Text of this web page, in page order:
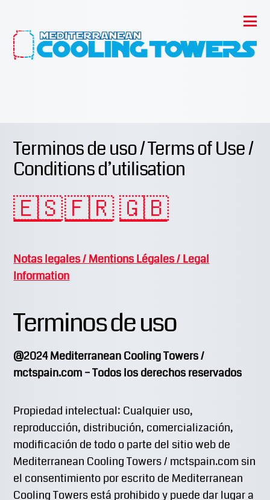
Terminos de uso / Terms of Use /
Conditions d’utilisation
🇪🇸🇫🇷🇬🇧
Notas legales / Mentions Légales / Legal
Information
Terminos de uso
@2024 Mediterranean Cooling Towers /
mctspain.com – Todos los derechos reservados
Propiedad intelectual: Cualquier uso,
reproducción, distribución, comercialización,
modificación de todo o parte del sitio web de
Mediterranean Cooling Towers / mctspain.com sin
el consentimiento por escrito de Mediterranean
Cooling Towers está prohibido y puede dar lugar a